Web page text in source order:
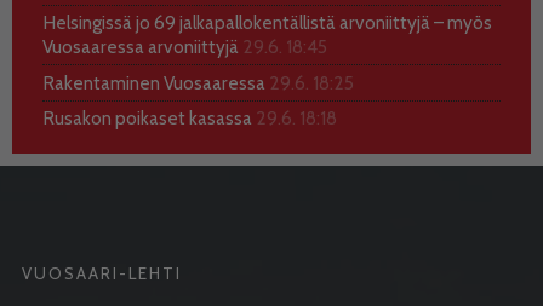
Helsingissä jo 69 jalkapallokentällistä arvoniittyjä – myös
Vuosaaressa arvoniittyjä 29.6. 18:45
Rakentaminen Vuosaaressa 29.6. 18:25
Rusakon poikaset kasassa 29.6. 18:18
VUOSAARI-LEHTI